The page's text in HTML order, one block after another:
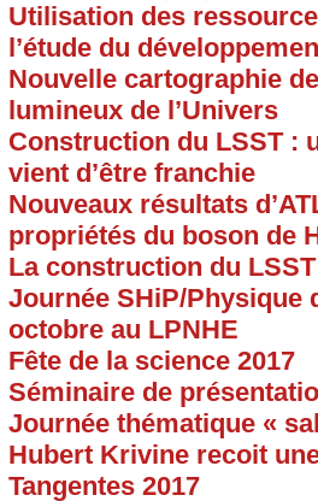
Utilisation des
l’étude du
Nouvelle cartographie
lumineux de l’Univers
Construction du LSST :
vient d’être franchie
Nouveaux résultats
propriétés du boson de
La construction du
Journée SHiP/Physique
octobre au LPNHE
Fête de la science 2017
Séminaire de
Journée thématique «
Hubert Krivine recoit
Tangentes 2017